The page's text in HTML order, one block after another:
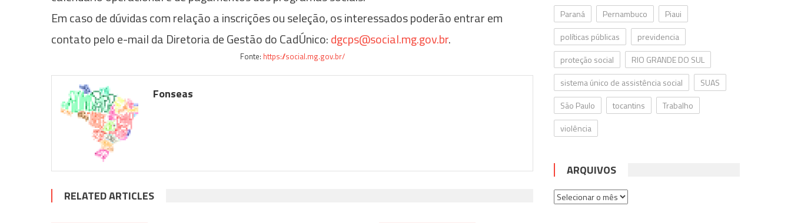
Em caso de dúvidas com relação a inscrições ou seleção, os interessados poderão entrar em
contato pelo e-mail da Diretoria de Gestão do CadÚnico:dgcps@social.mg.gov.br.
Fonte: https://social.mg.gov.br/
Fonseas
RELATED ARTICLES
Paraná
Pernambuco
Piaui
políticas públicas
previdencia
proteção social
RIO GRANDE DO SUL
sistema único de assistência social
SUAS
São Paulo
tocantins
Trabalho
violência
ARQUIVOS
Arquivos